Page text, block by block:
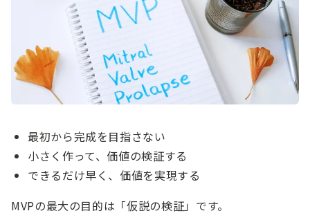
最初から完成を目指さない
小さく作って、価値の検証する
できるだけ早く、価値を実現する
MVPの最大の目的は「仮説の検証」です。